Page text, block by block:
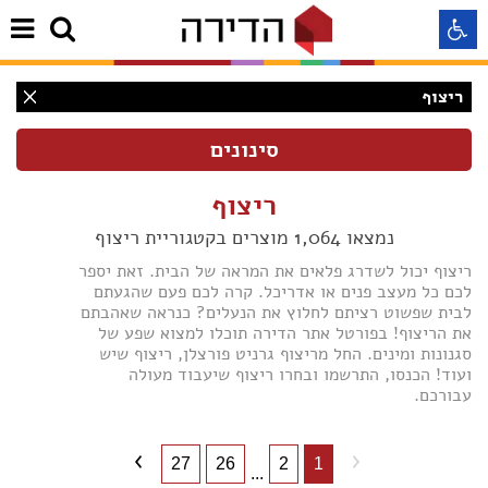
ריצוף
(3)
ריצוף
נמצאו 1,064 מוצרים בקטגוריית ריצוף
ריצוף יכול לשדרג פלאים את המראה של הבית. זאת יספר
לכם כל מעצב פנים או אדריכל. קרה לכם פעם שהגעתם
לבית שפשוט רציתם לחלוץ את הנעלים? כנראה שאהבתם
את הריצוף! בפורטל אתר הדירה תוכלו למצוא שפע של
סגנונות ומינים. החל מריצוף גרניט פורצלן, ריצוף שיש
ועוד! הכנסו, התרשמו ובחרו ריצוף שיעבוד מעולה
עבורכם.
1
2
...
26
27
התאמה לקורא מסך
התאמה לכבדי ראיה
תצוגה רגילה
הדגשת קישורים